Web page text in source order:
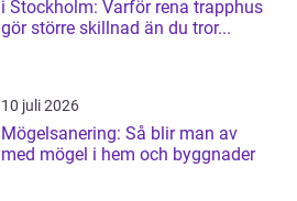
i Stockholm: Varför rena trapphus
gör större skillnad än du tror...
10 juli 2026
Mögelsanering: Så blir man av
med mögel i hem och byggnader